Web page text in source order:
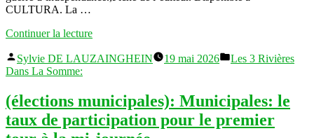
CULTURA. La …
Continuer la lecture« France:
time
Haunted
house
fait
vibrer
Publié
par
Sylvie DE LAUZAINGHEIN 19 mai 2026
Publié
Les 3 Rivières
Dans La Somme:
(élections municipales): Municipales: le
taux de participation pour le premier